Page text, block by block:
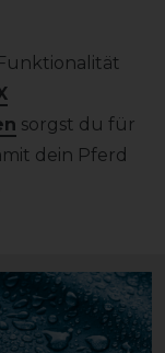
sorgst du für
dein Pferd